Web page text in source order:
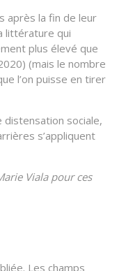
après la fin de leur
littérature qui
plus élevé que
(mais le nombre
l’on puisse en tirer
sociale,
s’appliquent
Viala pour ces
Les champs